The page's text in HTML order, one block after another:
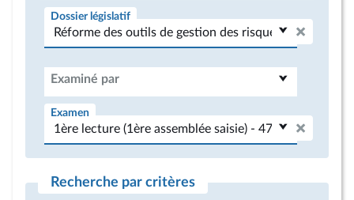
Dossier législatif
Examiné par
Examen
Recherche par critères